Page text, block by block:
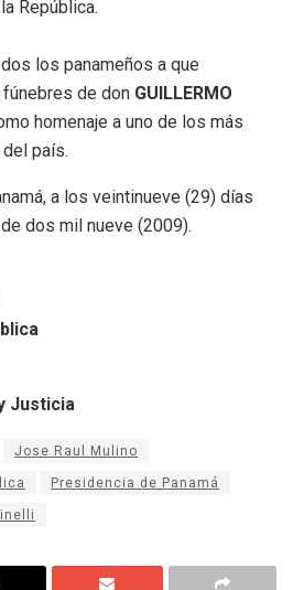
República.
los panameños a que
de don GUILLERMO
homenaje a uno de los más
país.
a los veintinueve (29) días
dos mil nueve (2009).
Justicia
Jose Raul Mulino
Presidencia de Panamá